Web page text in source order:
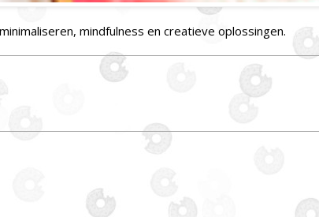
mindfulness en creatieve oplossingen.